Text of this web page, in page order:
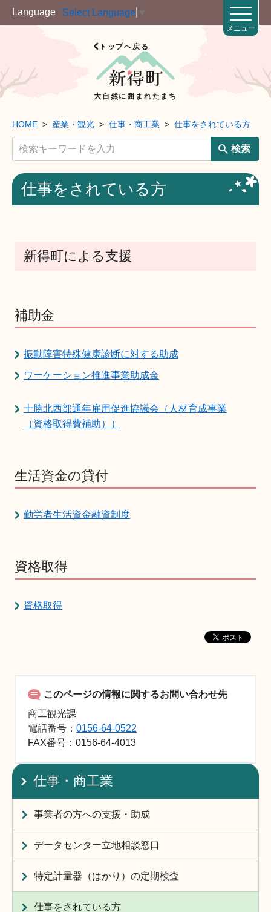
Language Select Language
トップへ戻る
大自然に囲まれたまち
メニュー
HOME 産業・観光 仕事・商工業 仕事をされている方
検索
仕事をされている方
新得町による支援
補助金
振動障害特殊健康診断に対する助成
ワーケーション推進事業助成金
十勝北西部通年雇用促進協議会（人材育成事業
（資格取得費補助））
生活資金の貸付
勤労者生活資金融資制度
資格取得
資格取得
このページの情報に関するお問い合わせ先
商工観光課
電話番号：0156-64-0522
FAX番号：0156-64-4013
仕事・商工業
事業者の方への支援・助成
データセンター立地相談窓口
特定計量器（はかり）の定期検査
仕事をされている方